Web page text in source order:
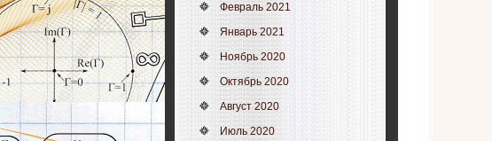
Февраль 2021
Январь 2021
Ноябрь 2020
Октябрь 2020
Август 2020
Июль 2020